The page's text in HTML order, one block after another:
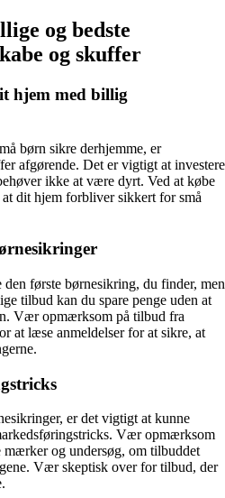
og bedste
og skuffer
hjem med billig
børn sikre derhjemme, er
afgørende. Det er vigtigt at investere
ikke at være dyrt. Ved at købe
dit hjem forbliver sikkert for små
første børnesikring, du finder, men
tilbud kan du spare penge uden at
Vær opmærksom på tilbud fra
at læse anmeldelser for at sikre, at
er det vigtigt at kunne
Vær opmærksom
og undersøg, om tilbuddet
Vær skeptisk over for tilbud, der